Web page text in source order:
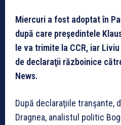
Miercuri a fost adoptat în
după care preşedintele
le va trimite la CCR, iar
de declaraţii războinice
News.
După declaraţiile tranşante,
Dragnea, analistul politic